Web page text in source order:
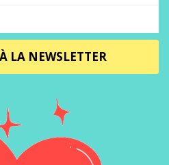
LA NEWSLETTER